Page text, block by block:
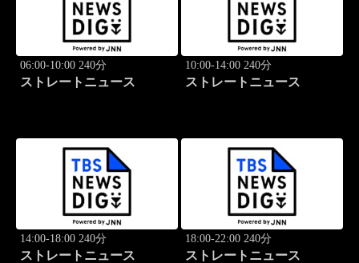
06:00-10:00 240分
ストレートニュース
10:00-14:00 240分
ストレートニュース
14:00-18:00 240分
ストレートニュース
18:00-22:00 240分
ストレートニュース